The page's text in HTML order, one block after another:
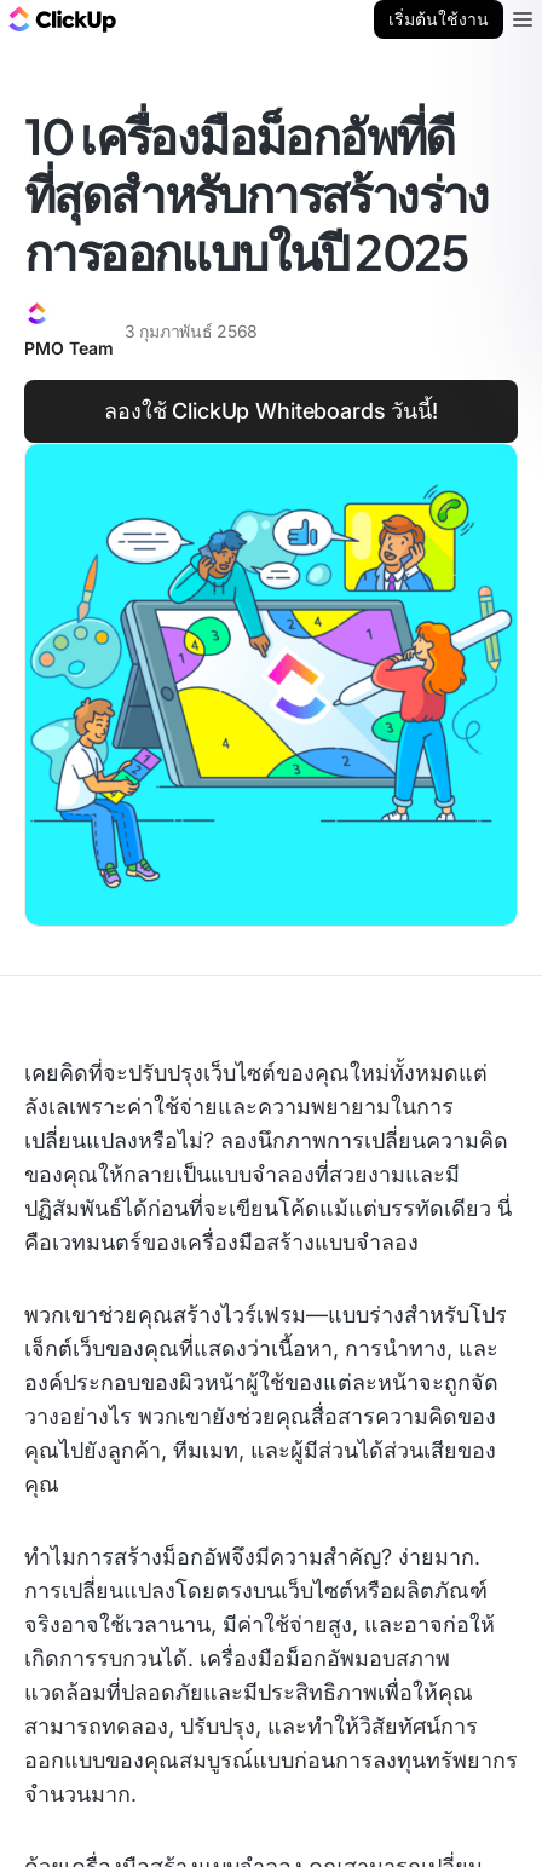
เริ่มต้นใช้งาน
10 เครื่องมือม็อกอัพที่ดี
ที่สุดสำหรับการสร้างร่าง
การออกแบบในปี 2025
PMO Team
3 กุมภาพันธ์ 2568
ลองใช้ ClickUp Whiteboards วันนี้!
เคยคิดที่จะปรับปรุงเว็บไซต์ของคุณใหม่ทั้งหมดแต่
ลังเลเพราะค่าใช้จ่ายและความพยายามในการ
เปลี่ยนแปลงหรือไม่? ลองนึกภาพการเปลี่ยนความคิด
ของคุณให้กลายเป็นแบบจำลองที่สวยงามและมี
ปฏิสัมพันธ์ได้ก่อนที่จะเขียนโค้ดแม้แต่บรรทัดเดียว นี่
คือเวทมนตร์ของเครื่องมือสร้างแบบจำลอง
พวกเขาช่วยคุณสร้างไวร์เฟรม—แบบร่างสำหรับโปร
เจ็กต์เว็บของคุณที่แสดงว่าเนื้อหา, การนำทาง, และ
องค์ประกอบของผิวหน้าผู้ใช้ของแต่ละหน้าจะถูกจัด
วางอย่างไร พวกเขายังช่วยคุณสื่อสารความคิดของ
คุณไปยังลูกค้า, ทีมเมท, และผู้มีส่วนได้ส่วนเสียของ
คุณ
ทำไมการสร้างม็อกอัพจึงมีความสำคัญ? ง่ายมาก.
การเปลี่ยนแปลงโดยตรงบนเว็บไซต์หรือผลิตภัณฑ์
จริงอาจใช้เวลานาน, มีค่าใช้จ่ายสูง, และอาจก่อให้
เกิดการรบกวนได้. เครื่องมือม็อกอัพมอบสภาพ
แวดล้อมที่ปลอดภัยและมีประสิทธิภาพเพื่อให้คุณ
สามารถทดลอง, ปรับปรุง, และทำให้วิสัยทัศน์การ
ออกแบบของคุณสมบูรณ์แบบก่อนการลงทุนทรัพยากร
จำนวนมาก.